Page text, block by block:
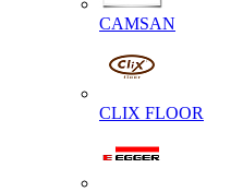
CAMSAN
CLIX FLOOR